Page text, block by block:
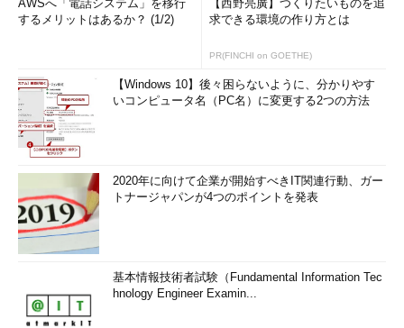
AWSへ「電話システム」を移行
するメリットはあるか？ (1/2)
【西野亮廣】つくりたいものを追
求できる環境の作り方とは
PR(FINCHI on GOETHE)
【Windows 10】後々困らないように、分かりやす
いコンピュータ名（PC名）に変更する2つの方法
2020年に向けて企業が開始すべきIT関連行動、ガー
トナージャパンが4つのポイントを発表
基本情報技術者試験（Fundamental Information Tec
hnology Engineer Examin...